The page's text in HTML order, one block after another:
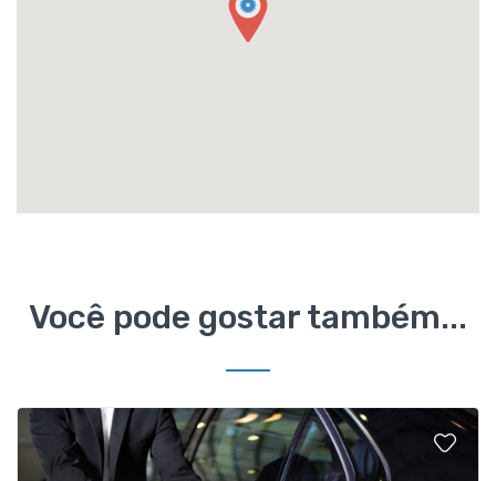
Você pode gostar também...